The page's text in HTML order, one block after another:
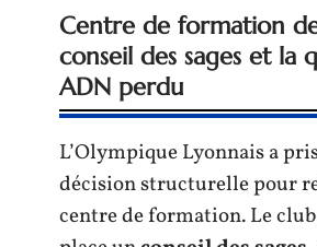
Centre de formation
conseil des sages et la
ADN perdu
L’Olympique Lyonnais a
décision structurelle pour
centre de formation. Le